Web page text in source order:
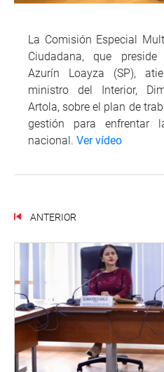
La Comisión Especial
Ciudadana, que
Azurín Loayza (SP),
ministro del Interior,
Artola, sobre el plan de
gestión para enfrentar
nacional. Ver vídeo
ANTERIOR